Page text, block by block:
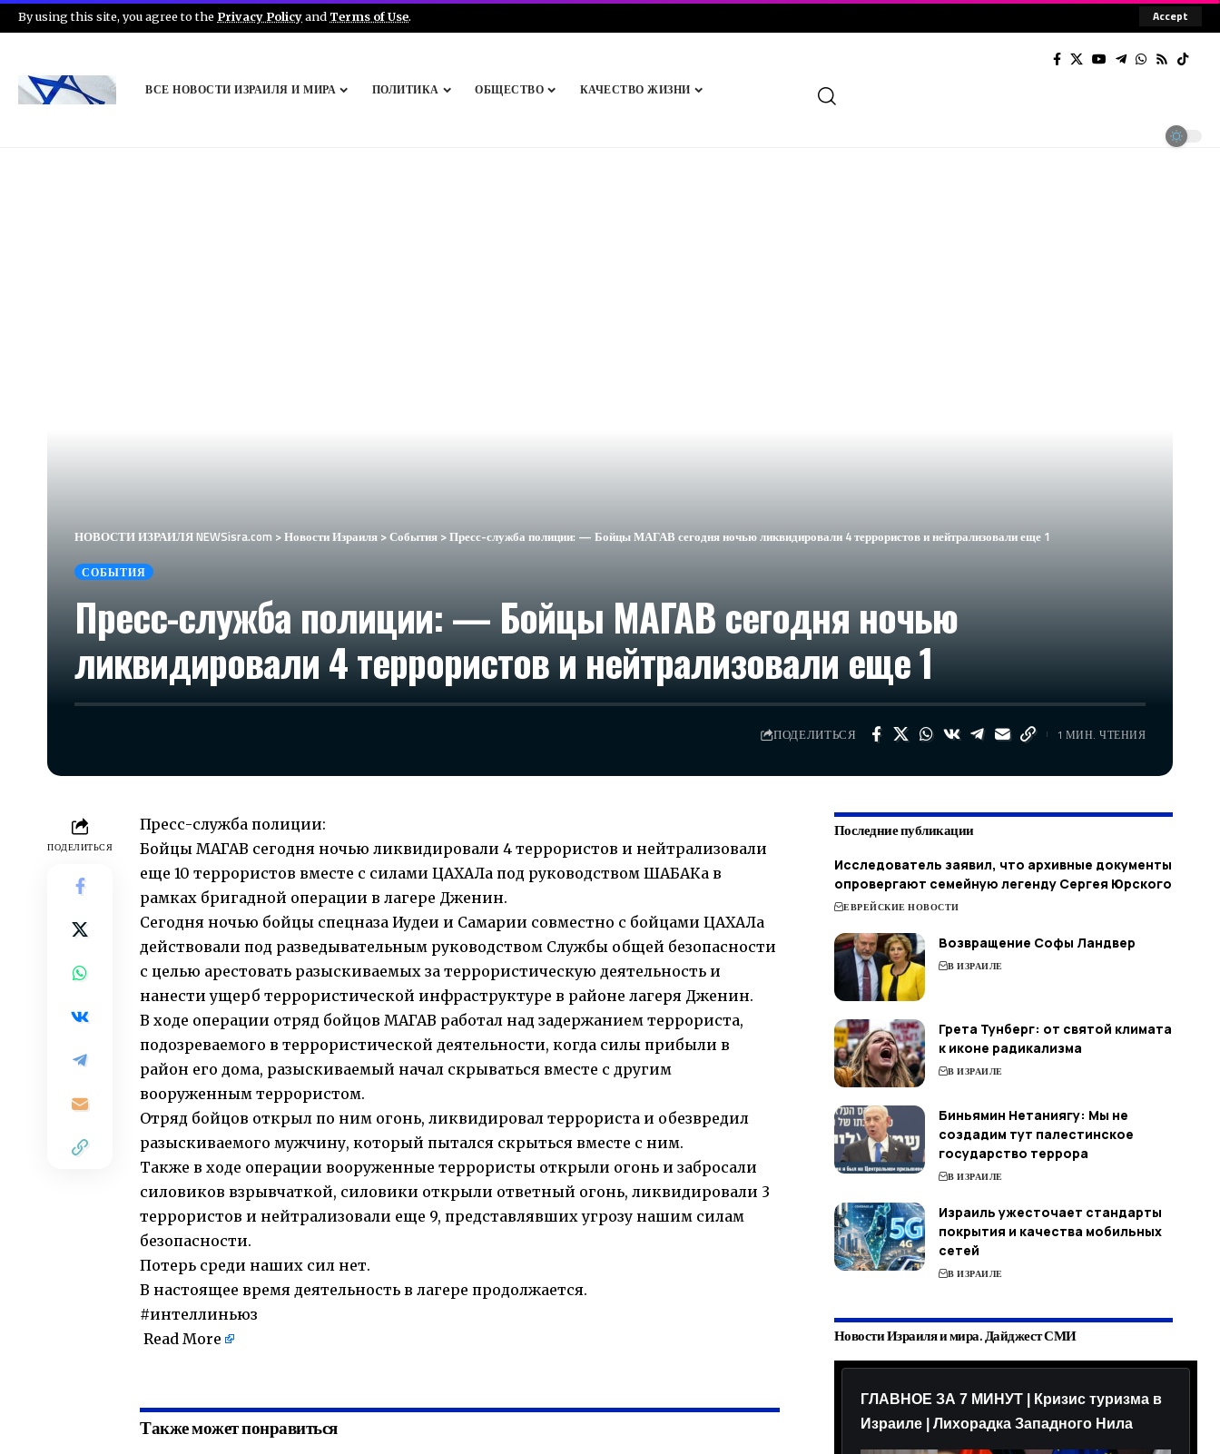
By using this site, you agree to the Privacy Policyand Terms of Use. Accept
ВСЕ НОВОСТИ ИЗРАИЛЯ И МИРА ПОЛИТИКА ОБЩЕСТВО КАЧЕСТВО ЖИЗНИ
НОВОСТИ ИЗРАИЛЯ NEWSisra.com >Новости Израиля >События >Пресс-служба полиции: — Бойцы МАГАВ сегодня ночью ликвидировали 4 террористов и нейтрализовали еще 1
СОБЫТИЯ
Пресс-служба полиции: — Бойцы МАГАВ сегодня ночью
ликвидировали 4 террористов и нейтрализовали еще 1
ПОДЕЛИТЬСЯ 1 МИН. ЧТЕНИЯ
ПОДЕЛИТЬСЯ
Пресс-служба полиции:
Бойцы МАГАВ сегодня ночью ликвидировали 4 террористов и нейтрализовали
еще 10 террористов вместе с силами ЦАХАЛа под руководством ШАБАКа в
рамках бригадной операции в лагере Дженин.
Сегодня ночью бойцы спецназа Иудеи и Самарии совместно с бойцами ЦАХАЛа
действовали под разведывательным руководством Службы общей безопасности
с целью арестовать разыскиваемых за террористическую деятельность и
нанести ущерб террористической инфраструктуре в районе лагеря Дженин.
В ходе операции отряд бойцов МАГАВ работал над задержанием террориста,
подозреваемого в террористической деятельности, когда силы прибыли в
район его дома, разыскиваемый начал скрываться вместе с другим
вооруженным террористом.
Отряд бойцов открыл по ним огонь, ликвидировал террориста и обезвредил
разыскиваемого мужчину, который пытался скрыться вместе с ним.
Также в ходе операции вооруженные террористы открыли огонь и забросали
силовиков взрывчаткой, силовики открыли ответный огонь, ликвидировали 3
террористов и нейтрализовали еще 9, представлявших угрозу нашим силам
безопасности.
Потерь среди наших сил нет.
В настоящее время деятельность в лагере продолжается.
#интеллиньюз
Read More
Также может понравиться
Последние публикации
Исследователь заявил, что архивные документы
опровергают семейную легенду Сергея Юрского
ЕВРЕЙСКИЕ НОВОСТИ
Возвращение Софы Ландвер
В ИЗРАИЛЕ
Грета Тунберг: от святой климата
к иконе радикализма
В ИЗРАИЛЕ
Биньямин Нетаниягу: Мы не
создадим тут палестинское
государство террора
В ИЗРАИЛЕ
Израиль ужесточает стандарты
покрытия и качества мобильных
сетей
В ИЗРАИЛЕ
Новости Израиля и мира. Дайджест СМИ